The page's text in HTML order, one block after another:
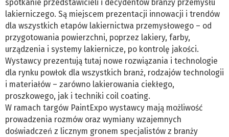
spotkanie przedstawicieli i decydentów branży przemysłu
lakierniczego. Są miejscem prezentacji innowacji i trendów
dla wszystkich etapów lakiernictwa przemysłowego – od
przygotowania powierzchni, poprzez lakiery, farby,
urządzenia i systemy lakiernicze, po kontrolę jakości.
Wystawcy prezentują tutaj nowe rozwiązania i technologie
dla rynku powłok dla wszystkich branż, rodzajów technologii
i materiałów – zarówno lakierowania ciekłego,
proszkowego, jak i techniki coil coating.
W ramach targów PaintExpo wystawcy mają możliwość
prowadzenia rozmów oraz wymiany wzajemnych
doświadczeń z licznym gronem specjalistów z branży